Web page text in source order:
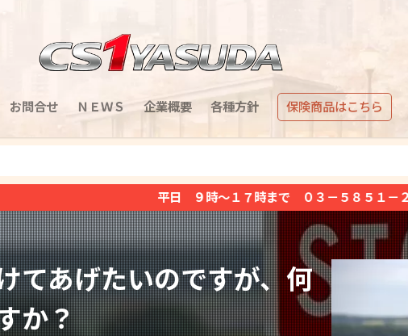
お問合せ ＮＥＷＳ 企業概要 各種方針 保険商品はこちら
平日 ９時～１７時まで ０３－５８５１－２３７１（土日祝日定休）
てあげたいのですが、何
か？